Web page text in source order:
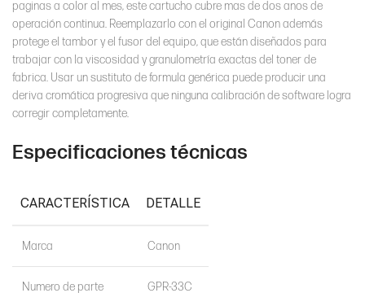
paginas a color al mes, este cartucho cubre mas de dos anos de
operación continua. Reemplazarlo con el original Canon además
protege el tambor y el fusor del equipo, que están diseñados para
trabajar con la viscosidad y granulometría exactas del toner de
fabrica. Usar un sustituto de formula genérica puede producir una
deriva cromática progresiva que ninguna calibración de software logra
corregir completamente.
Especificaciones técnicas
CARACTERÍSTICA DETALLE
Marca Canon
Numero de parte GPR-33C